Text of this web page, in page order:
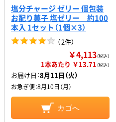
塩分チャージ ゼリー 個包装
お配り菓子 塩ゼリー 約100
本入 1セット（1個×3）
（2件）
￥4,113（税込）
1本あたり ￥13.71（税込）
お届け日：8月11日（火）
お急ぎ便：8月10日（月）
カゴへ